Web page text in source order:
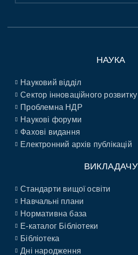
НАУКА
Науковий відділ
Сектор інноваційного розвитку
Проблемна НДР
Наукові форуми
Фахові видання
Електронний архів публікацій
ВИКЛАДАЧУ
Стандарти вищої освіти
Навчальні плани
Нормативна база
E-каталог Бібліотеки
Бібліотека
Дні народження